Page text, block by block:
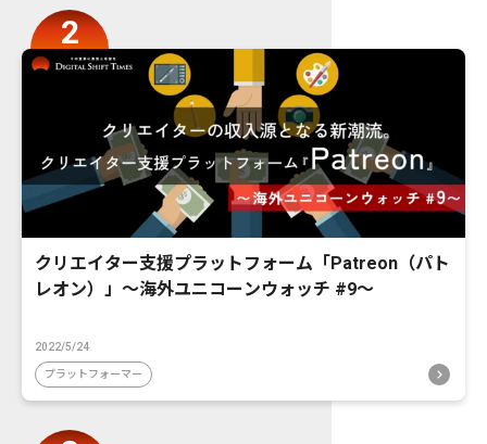
クリエイター支援プラットフォーム「Patreon（パト
レオン）」〜海外ユニコーンウォッチ #9〜
2022/5/24
プラットフォーマー